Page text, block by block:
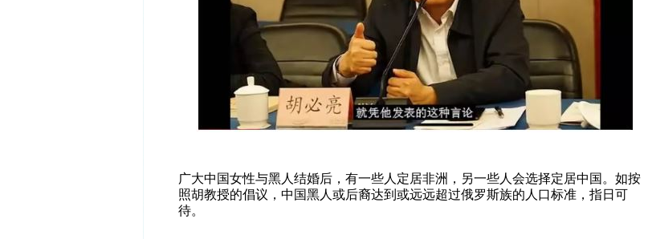
广大中国女性与黑人结婚后，有一些人定居非洲，另一些人会选择定居中国。如按
照胡教授的倡议，中国黑人或后裔达到或远远超过俄罗斯族的人口标准，指日可
待。